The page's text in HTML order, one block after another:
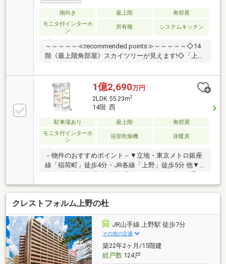
ない予算設定、賃貸と購入の比較などをわかりやすく
ご説明。お客様一人ひとりに合った住まい探しをサポ
ートいたします。約60分・無料相談。
南向き 最上階
角部屋
モニタ付インターホ
ン
所有権 システムキッチン
～～～～～≪recommended points≫～～～～～◇14
階《最上階角部屋》スカイツリーが見えます!◇「上野
徒歩3分/コンビニも徒歩4分です!◇38.84㎡・風通しの
いい開放的な1LDKのお部屋!◇2020年築の美しい外
観・オートロック完備です!～～～～～～～～～～～～
～～～～～～～～～～◆頭金0円から購入可!長期低金
利50年ローン!◆提携銀行多数、住宅ローンご相談下さ
い!◆車でまとめてご案内!自宅まで送迎も可!◆年中無
休!即日対応させていただきます!◆5000円QUOプレゼ
ントキャンペーン♪◆フジテレビ等でCM放映♪
1億2,690万円
2LDK 55.23m2
14階 西
駐車場あり 最上階
角部屋
モニタ付インターホ
ン
浴室乾燥機 床暖房
－物件のおすすめポイント－▼立地・東京メトロ銀座
線「稲荷町」徒歩4分・JR各線「上野」徒歩5分 他▼
床・二重天井構造・LDおよび洋室最大天井高約
2530mm・会話が弾む対面式キッチン・全居室に収納
有・ペット飼育可能(規則有)▼設備・床暖房(LD部
分)・食洗機・浄水器・ミストサウナ付浴室乾燥機▼周
辺環境・マルエツ東上野店 徒歩3分(約200m)※サービ
スバルコニー面積2.25平米■ ご希望の住まい探しをお
手伝いします ━━━━━・・・物件の詳細・ご相談は
お気軽にお問い合わせください。
クレストフォルム上野の杜
JR山手線 上野駅 徒歩7分
その他の交通
築22年2ヶ月/15階建
総戸数124戸